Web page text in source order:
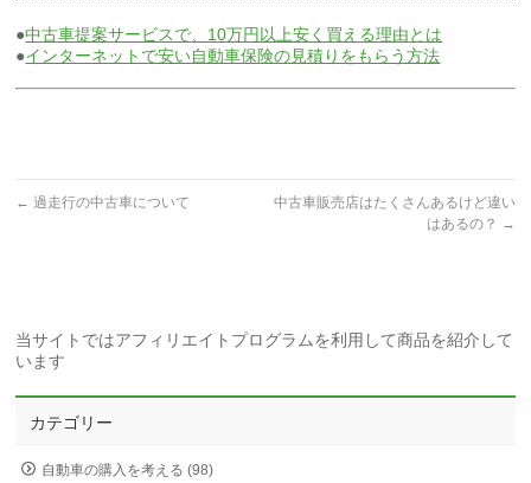
●中古車提案サービスで、10万円以上安く買える理由とは
●インターネットで安い自動車保険の見積りをもらう方法
← 過走行の中古車について
中古車販売店はたくさんあるけど違い
はあるの？ →
当サイトではアフィリエイトプログラムを利用して商品を紹介して
います
カテゴリー
自動車の購入を考える (98)